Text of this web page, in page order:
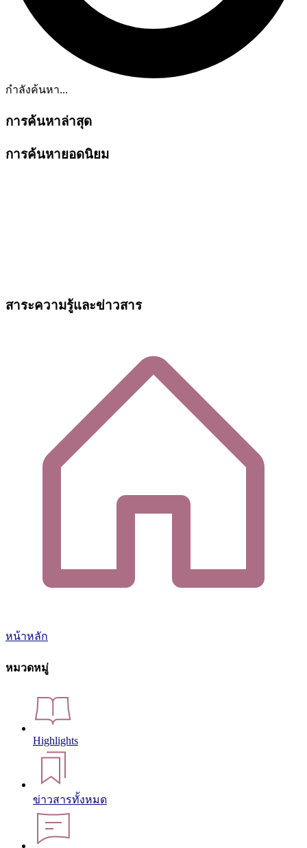
กำลังค้นหา...
การค้นหาล่าสุด
การค้นหายอดนิยม
สาระความรู้และข่าวสาร
หน้าหลัก
หมวดหมู่
Highlights
ข่าวสารทั้งหมด